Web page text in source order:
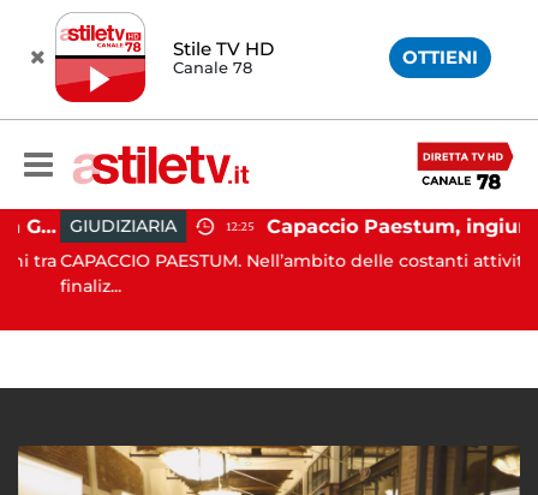
Stile TV HD
Canale 78 OTTIENI
Capaccio Paestum, istituita la Guardia Medica Turistica presso il Psaut di Piazza Santini
tra
GIUDIZIARIA 12:25 Capaccio Paestum, ingiurie alla Polizia Municipale sui social: indagato un cittadino
CAPACCIO PAESTUM. Nell’ambito delle costanti attività
finaliz...